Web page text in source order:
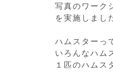
写真のワーク
を実施しまし
ハムスターっ
いろんなハム
１匹のハムス